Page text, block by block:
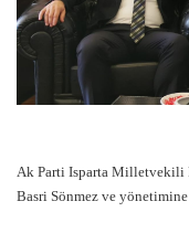
Ak Parti Isparta Milletvekili
Basri Sönmez ve